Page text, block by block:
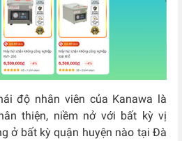
độ nhân viên của Kanawa là
thiện, niềm nở với bất kỳ vị
ở bất kỳ quận huyện nào tại Đà